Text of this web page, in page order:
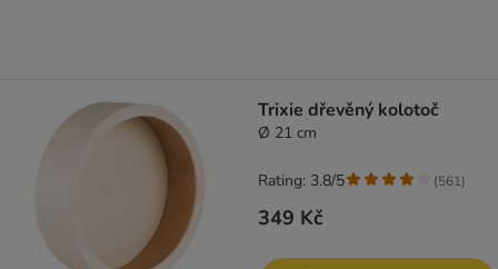
Trixie dřevěný kolotoč
Ø 21 cm
349 Kč
Rating: 3.8/5 (561)